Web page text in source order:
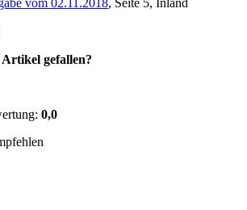
gefallen?
0,0